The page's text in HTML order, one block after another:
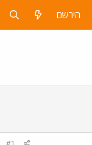
הירשם